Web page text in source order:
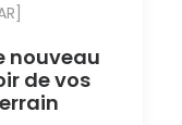
nouveau
de vos